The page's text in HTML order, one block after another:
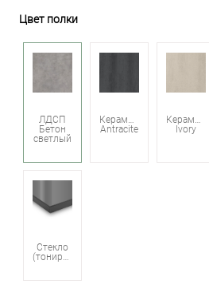
Цвет полки
ЛДСП
Бетон
светлый
Керамика
Antracite
Керамика
Ivory
Стекло